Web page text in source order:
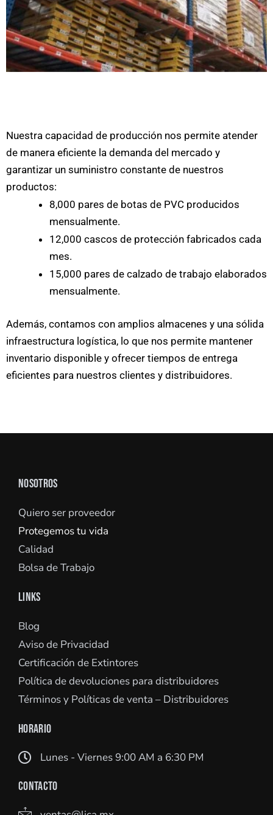
Nuestra capacidad de producción nos permite atender
de manera eficiente la demanda del mercado y
garantizar un suministro constante de nuestros
productos:
8,000 pares de botas de PVC producidos
mensualmente.
12,000 cascos de protección fabricados cada
mes.
15,000 pares de calzado de trabajo elaborados
mensualmente.
Además, contamos con amplios almacenes y una sólida
infraestructura logística, lo que nos permite mantener
inventario disponible y ofrecer tiempos de entrega
eficientes para nuestros clientes y distribuidores.
NOSOTROS
Quiero ser proveedor
Protegemos tu vida
Calidad
Bolsa de Trabajo
LINKS
Blog
Aviso de Privacidad
Certificación de Extintores
Política de devoluciones para distribuidores
Términos y Políticas de venta – Distribuidores
HORARIO
Lunes - Viernes 9:00 AM a 6:30 PM
CONTACTO